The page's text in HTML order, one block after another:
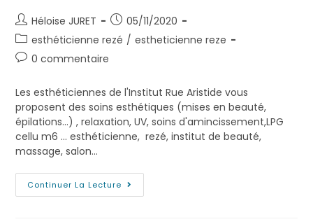
Héloise JURET
05/11/2020
esthéticienne rezé / estheticienne reze
0 commentaire
Les esthéticiennes de l'Institut Rue Aristide vous
proposent des soins esthétiques (mises en beauté,
épilations...) , relaxation, UV, soins d'amincissement,LPG
cellu m6 ... esthéticienne, rezé, institut de beauté,
massage, salon…
Continuer La Lecture